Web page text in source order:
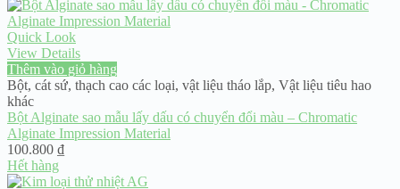
Quick Look
View Details
Thêm vào giỏ hàng
Bột, cát sứ, thạch cao các loại, vật liệu tháo lắp, Vật liệu tiêu hao
khác
Bột Alginate sao mẫu lấy dấu có chuyển đổi màu – Chromatic
Alginate Impression Material
100.800 ₫
Hết hàng